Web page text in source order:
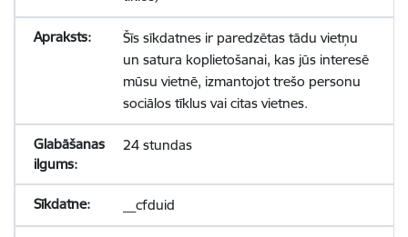
Šīs sīkdatnes ir paredzētas tādu vietņu
un satura koplietošanai, kas jūs interesē
mūsu vietnē, izmantojot trešo personu
sociālos tīklus vai citas vietnes.
24 stundas
__cfduid